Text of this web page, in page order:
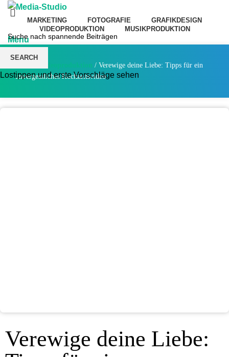
MARKETING FOTOGRAFIE
GRAFIKDESIGN
VIDEOPRODUKTION
MUSIKPRODUKTION
Menu
Videoproduktion / Verewige deine Liebe: Tipps für ein
unvergessliches Hochzeitsvideo
Verewige deine Liebe:
SEARCH
Lostippen und erste Vorschläge sehen